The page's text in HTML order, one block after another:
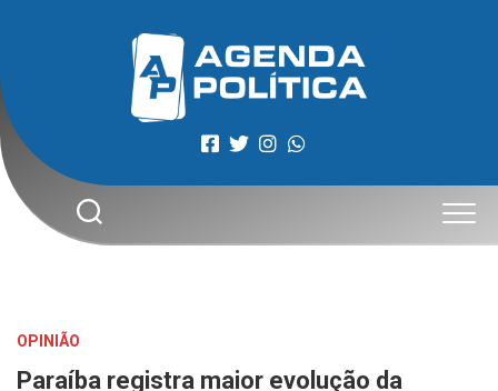
OPINIÃO
Paraíba registra maior evolução da